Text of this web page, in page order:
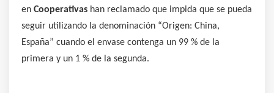
en Cooperativas han reclamado que impida que se pueda
seguir utilizando la denominación “Origen: China,
España” cuando el envase contenga un 99 % de la
primera y un 1 % de la segunda.